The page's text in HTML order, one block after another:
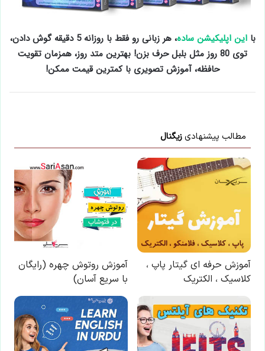
بااین اپلیکیشن ساده
، هر زبانی رو فقط با روزانه 5 دقیقه گوش دادن،
توی 80 روز مثل بلبل حرف بزن! بهترین متد روز، همزمان تقویت
حافظه، آموزش تصویری با کمترین قیمت ممکن!